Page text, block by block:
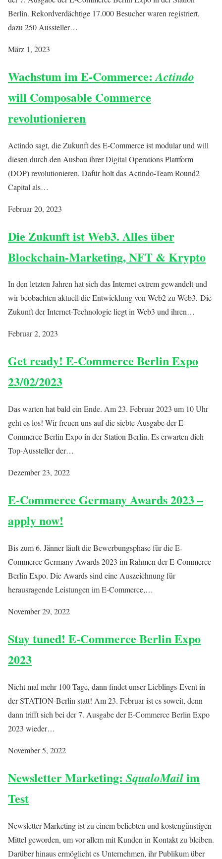
Berlin. Rekordverdächtige 17.000 Besucher waren registriert,
dazu 250 Aussteller…
März 1, 2023
Wachstum im E-Commerce:Actindo
will Composable Commerce
revolutionieren
Actindo sagt, die Zukunft des E-Commerce ist modular und will
diesen durch den Ausbau ihrer Digital Operations Plattform
(DOP) revolutionieren. Dafür holt das Actindo-Team Round2
Capital als…
Februar 20, 2023
Die Zukunft ist Web3. Alles über
Blockchain-Marketing, NFT & Krypto
In den letzten Jahren hat sich das Internet extrem gewandelt und
wir beobachten aktuell die Entwicklung von Web2 zu Web3. Die
Zukunft der Internet-Technologie liegt in Web3 und ihren…
Februar 2, 2023
Get ready! E-Commerce Berlin Expo
23/02/2023
Das warten hat bald ein Ende. Am 23. Februar 2023 um 10 Uhr
geht es los! Wir freuen uns auf die siebte Ausgabe der E-
Commerce Berlin Expo in der Station Berlin. Es erwarten dich
Top-Aussteller der…
Dezember 23, 2022
E-Commerce Germany Awards 2023 –
apply now!
Bis zum 6. Jänner läuft die Bewerbungsphase für die E-
Commerce Germany Awards 2023 im Rahmen der E-Commerce
Berlin Expo. Die Awards sind eine Auszeichnung für
herausragende Leistungen im E-Commerce,…
November 29, 2022
Stay tuned! E-Commerce Berlin Expo
2023
Nicht mal mehr 100 Tage, dann findet unser Lieblings-Event in
der STATION-Berlin statt! Am 23. Februar ist es soweit, denn
dann trifft sich bei der 7. Ausgabe der E-Commerce Berlin Expo
2023 wieder…
November 5, 2022
Newsletter Marketing: SqualoMailim
Test
Newsletter Marketing ist zu einem beliebten und kostengünstigen
Mittel geworden, um vor allem mit Kunden in Kontakt zu bleiben.
Darüber hinaus ermöglicht es Unternehmen, ihr Publikum über